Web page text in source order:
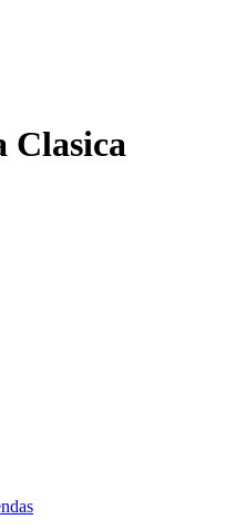
Clasica